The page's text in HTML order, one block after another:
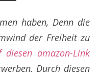
haben, Denn die
der Freiheit zu
diesen amazon-Link
Durch diesen